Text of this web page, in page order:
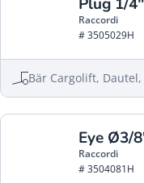
Raccordi
# 3505029H
Bär Cargolift,
Eye Ø3/
Raccordi
# 3504081H